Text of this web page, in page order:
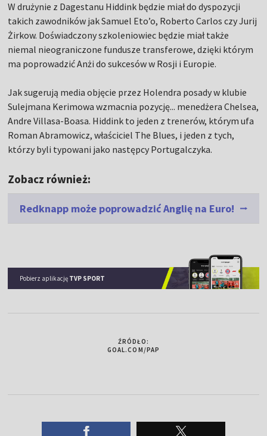
W drużynie z Dagestanu Hiddink będzie miał do dyspozycji
takich zawodników jak Samuel Eto’o, Roberto Carlos czy Jurij
Żirkow. Doświadczony szkoleniowiec będzie miał także
niemal nieograniczone fundusze transferowe, dzięki którym
ma poprowadzić Anżi do sukcesów w Rosji i Europie.
Jak sugerują media objęcie przez Holendra posady w klubie
Sulejmana Kerimowa wzmacnia pozycję... menedżera Chelsea,
Andre Villasa-Boasa. Hiddink to jeden z trenerów, którym ufa
Roman Abramowicz, właściciel The Blues, i jeden z tych,
którzy byli typowani jako następcy Portugalczyka.
Zobacz również:
Redknapp może poprowadzić Anglię na Euro!
Pobierz aplikację TVP SPORT
ŹRÓDŁO:
GOAL.COM/PAP